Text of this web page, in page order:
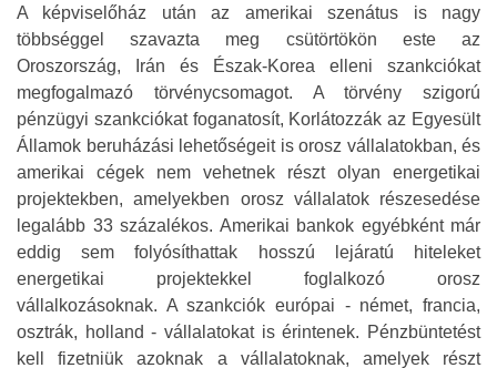
A képviselőház után az amerikai szenátus is nagy
többséggel szavazta meg csütörtökön este az
Oroszország, Irán és Észak-Korea elleni szankciókat
megfogalmazó törvénycsomagot. A törvény szigorú
pénzügyi szankciókat foganatosít, Korlátozzák az Egyesült
Államok beruházási lehetőségeit is orosz vállalatokban, és
amerikai cégek nem vehetnek részt olyan energetikai
projektekben, amelyekben orosz vállalatok részesedése
legalább 33 százalékos. Amerikai bankok egyébként már
eddig sem folyósíthattak hosszú lejáratú hiteleket
energetikai projektekkel foglalkozó orosz
vállalkozásoknak. A szankciók európai - német, francia,
osztrák, holland - vállalatokat is érintenek. Pénzbüntetést
kell fizetniük azoknak a vállalatoknak, amelyek részt